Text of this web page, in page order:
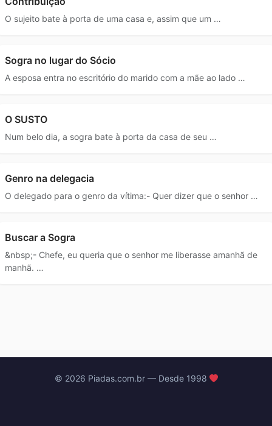
O sujeito bate à porta de uma casa e, assim que um …
Sogra no lugar do Sócio
A esposa entra no escritório do marido com a mãe ao lado …
O SUSTO
Num belo dia, a sogra bate à porta da casa de seu …
Genro na delegacia
O delegado para o genro da vítima:- Quer dizer que o senhor …
Buscar a Sogra
&nbsp;- Chefe, eu queria que o senhor me liberasse amanhã de
manhã. …
© 2026 Piadas.com.br — Desde 1998